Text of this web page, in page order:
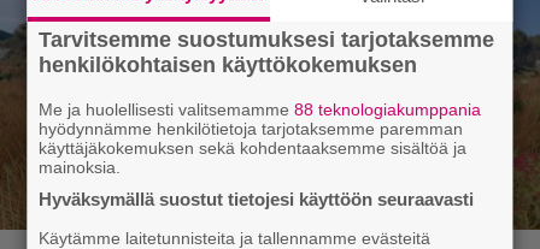
Tarvitsemme suostumuksesi tarjotaksemme
henkilökohtaisen käyttökokemuksen
Me ja huolellisesti valitsemamme88 teknologiakumppania
hyödynnämme henkilötietoja tarjotaksemme paremman
käyttäjäkokemuksen sekä kohdentaaksemme sisältöä ja
mainoksia.
Hyväksymällä suostut tietojesi käyttöön seuraavasti
Käytämme laitetunnisteita ja tallennamme evästeitä